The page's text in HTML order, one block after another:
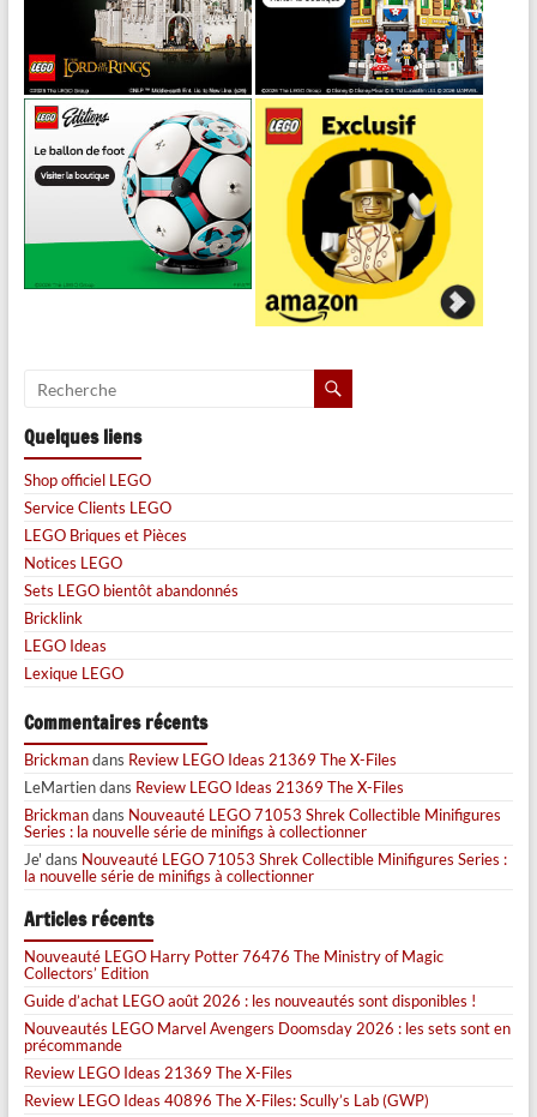
Quelques liens
Shop officiel LEGO
Service Clients LEGO
LEGO Briques et Pièces
Notices LEGO
Sets LEGO bientôt abandonnés
Bricklink
LEGO Ideas
Lexique LEGO
Commentaires récents
Brickmandans Review LEGO Ideas 21369 The X-Files
LeMartiendans Review LEGO Ideas 21369 The X-Files
Brickmandans Nouveauté LEGO 71053 Shrek Collectible Minifigures
Series : la nouvelle série de minifigs à collectionner
Je' dans Nouveauté LEGO 71053 Shrek Collectible Minifigures Series :
la nouvelle série de minifigs à collectionner
Articles récents
Nouveauté LEGO Harry Potter 76476 The Ministry of Magic
Collectors’ Edition
Guide d’achat LEGO août 2026 : les nouveautés sont disponibles !
Nouveautés LEGO Marvel Avengers Doomsday 2026 : les sets sont en
précommande
Review LEGO Ideas 21369 The X-Files
Review LEGO Ideas 40896 The X-Files: Scully’s Lab (GWP)